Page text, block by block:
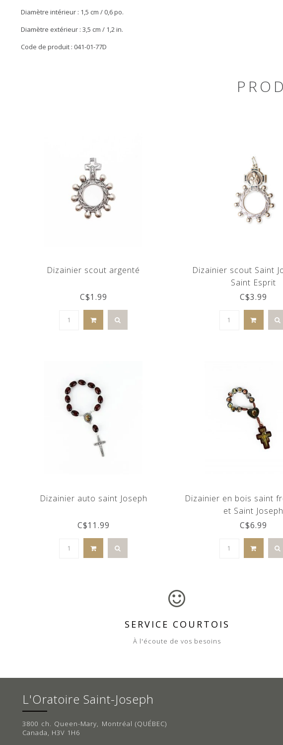
Diamètre intérieur : 1,5 cm / 0,6 po.
Diamètre extérieur : 3,5 cm / 1,2 in.
Code de produit : 041-01-77D
Dizainier scout argenté
C$1.99
Dizainier scout Saint
Saint Esprit
C$3.99
Dizainier auto saint Joseph
C$11.99
Dizainier en bois saint
et Saint Joseph
C$6.99
SERVICE COURTOIS
À l'écoute de vos besoins
L'Oratoire Saint-Joseph
3800 ch. Queen-Mary, Montréal (QUÉBEC)
Canada, H3V 1H6